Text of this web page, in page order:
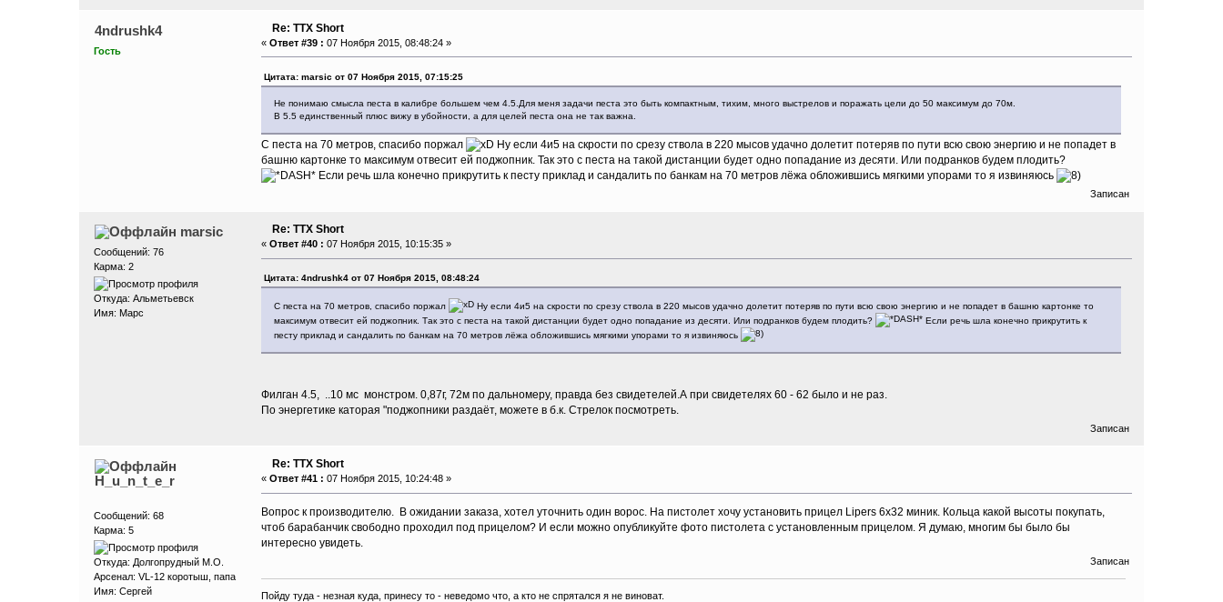
4ndrushk4
Гость
Re: ТТХ Short
« Ответ #39 : 07 Ноября 2015, 08:48:24 »
Цитата: marsic от 07 Ноября 2015, 07:15:25
Не понимаю смысла песта в калибре большем чем 4.5.Для меня задачи песта это быть компактным, тихим, много выстрелов и поражать цели до 50 максимум до 70м.
В 5.5 единственный плюс вижу в убойности, а для целей песта она не так важна.
С песта на 70 метров, спасибо поржал
Ну если 4и5 на скрости по срезу ствола в 220 мысов удачно долетит потеряв по пути всю свою энергию и не попадет в
башню картонке то максимум отвесит ей поджопник. Так это с песта на такой дистанции будет одно попадание из десяти. Или подранков будем плодить?
Если речь шла конечно прикрутить к песту приклад и сандалить по банкам на 70 метров лёжа обложившись мягкими упорами то я извиняюсь
Записан
marsic
Сообщений: 76
Карма: 2
Откуда: Aльметьевск
Имя: Марс
Re: ТТХ Short
« Ответ #40 : 07 Ноября 2015, 10:15:35 »
Цитата: 4ndrushk4 от 07 Ноября 2015, 08:48:24
С песта на 70 метров, спасибо поржал
Ну если 4и5 на скрости по срезу ствола в 220 мысов удачно долетит потеряв по пути всю свою энергию и не попадет в башню картонке то
максимум отвесит ей поджопник. Так это с песта на такой дистанции будет одно попадание из десяти. Или подранков будем плодить?
Если речь шла конечно прикрутить к
песту приклад и сандалить по банкам на 70 метров лёжа обложившись мягкими упорами то я извиняюсь
Филган 4.5, ..10 мс монстром. 0,87г, 72м по дальномеру, правда без свидетелей.А при свидетелях 60 - 62 было и не раз.
По энергетике каторая "поджопники раздаёт, можете в б.к. Стрелок посмотреть.
Записан
H_u_n_t_e_r
Сообщений: 68
Карма: 5
Откуда: Долгопрудный М.О.
Арсенал: VL-12 коротыш, папа
Имя: Сергей
Re: ТТХ Short
« Ответ #41 : 07 Ноября 2015, 10:24:48 »
Вопрос к производителю. В ожидании заказа, хотел уточнить один ворос. На пистолет хочу установить прицел Lipers 6x32 миник. Кольца какой высоты покупать,
чтоб барабанчик свободно проходил под прицелом? И если можно опубликуйте фото пистолета с установленным прицелом. Я думаю, многим бы было бы
интересно увидеть.
Записан
Пойду туда - незная куда, принесу то - неведомо что, а кто не спрятался я не виноват.